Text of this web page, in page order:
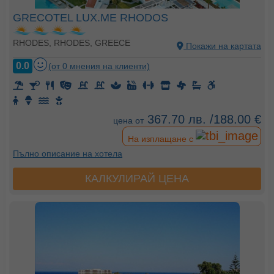
GRECOTEL LUX.ME RHODOS
RHODES, RHODES, GREECE Покажи на картата
0.0 (от 0 мнения на клиенти)
цена от 367.70 лв. /188.00 €
На изплащане с
Пълно описание на хотела
КАЛКУЛИРАЙ ЦЕНА